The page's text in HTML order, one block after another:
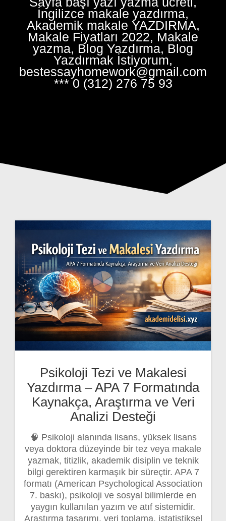
İngilizce makale yazdırma,
Akademik makale YAZDIRMA,
Makale Fiyatları 2022, Makale
yazma, Blog Yazdırma, Blog
Yazdırmak İstiyorum,
bestessayhomework@gmail.com
*** 0 (312) 276 75 93
Psikoloji Tezi ve Makalesi
Yazdırma – APA 7 Formatında
Kaynakça, Araştırma ve Veri
Analizi Desteği
🧠 Psikoloji alanında lisans, yüksek lisans
veya doktora düzeyinde bir tez veya makale
yazmak, titizlik, akademik disiplin ve teknik
bilgi gerektiren karmaşık bir süreçtir. APA 7
formatı (American Psychological Association
7. baskı), psikoloji ve sosyal bilimlerde en
yaygın kullanılan yazım ve atıf sistemidir.
Araştırma tasarımı, veri toplama, istatistiksel